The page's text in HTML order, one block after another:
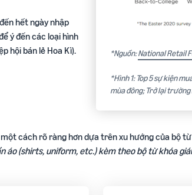
hết ngày nhập
ý đến các loại hình
hội bán lẻ Hoa Kì).
*Nguồn:National Retail
*Hình 1: Top 5 sự kiện
mùa đông; Trở lại trường
cách rõ ràng hơn dựa trên xu hướng của bộ
áo (shirts, uniform, etc.) kèm theo bộ từ khóa